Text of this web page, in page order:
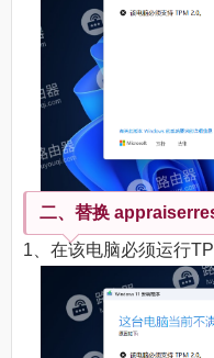
二、替换
1、在该电脑必须运行